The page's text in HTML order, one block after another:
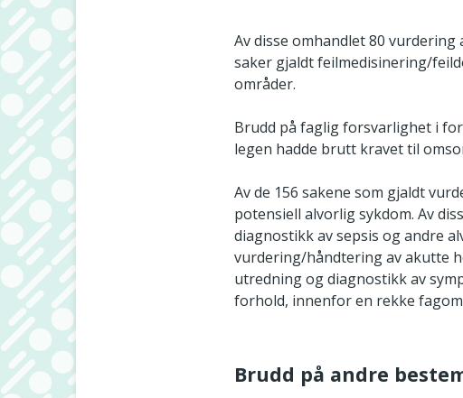
Av disse omhandlet 80
saker gjaldt feilmedisinering/
områder.
Brudd på faglig forsvarlighet i
legen hadde brutt kravet til
Av de 156 sakene som gjaldt
potensiell alvorlig sykdom. Av
diagnostikk av sepsis og andre
vurdering/håndtering av akutte
utredning og diagnostikk av
forhold, innenfor en rekke
Brudd på andre